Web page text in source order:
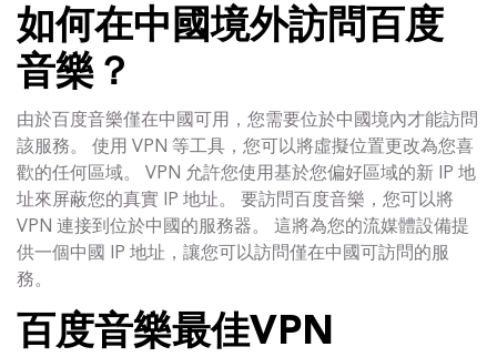
如何在中國境外訪問百度
音樂？
由於百度音樂僅在中國可用，您需要位於中國境內才能訪問
該服務。 使用 VPN 等工具，您可以將虛擬位置更改為您喜
歡的任何區域。 VPN 允許您使用基於您偏好區域的新 IP 地
址來屏蔽您的真實 IP 地址。 要訪問百度音樂，您可以將
VPN 連接到位於中國的服務器。 這將為您的流媒體設備提
供一個中國 IP 地址，讓您可以訪問僅在中國可訪問的服
務。
百度音樂最佳VPN